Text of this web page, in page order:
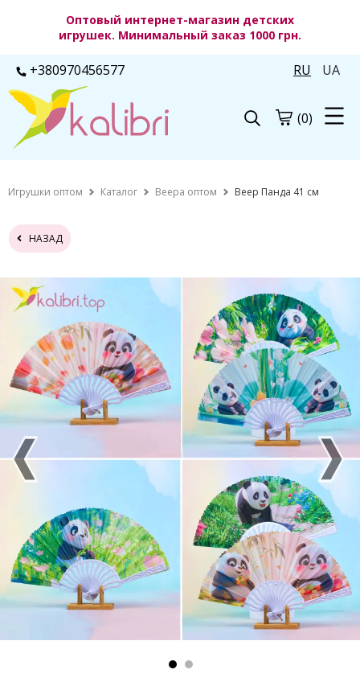
Оптовый интернет-магазин детских
игрушек. Минимальный заказ 1000 грн.
+380970456577 RU UA
(0)
Игрушки оптом Каталог Веера оптом Веер Панда 41 см
НАЗАД